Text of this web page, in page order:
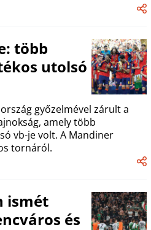
több
utolsó
győzelmével zárult a
amely több
vb-je volt. A Mandiner
tornáról.
ismét
és